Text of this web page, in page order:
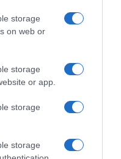
storage
on web or
storage
or app.
storage
storage
ΔΡΌΜΟΥΣ
Αθήνας